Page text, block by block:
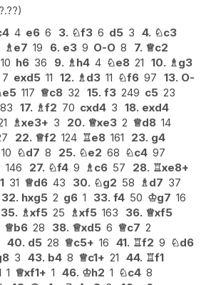
4 e6 6 3. ♘f3 6 d5 3 4. ♘c3
♗ e7 19 6. e3 9 O-O 8 7. ♕c2
10 h6 36 9. ♗ h4 4 ♘e8 21 10. ♗ g3
7 exd5 11 12. ♗ d3 11 ♘f6 97 13. O-
e5 117 ♕c8 32 15. f3 249 c5 23
17. ♗f2 70 cxd4 3 18. exd4
♗xe3+ 3 20. ♕xe3 2 ♕d8 14
22. ♕f2 124 ♖e8 161 23. g4
10 ♘d7 8 25. ♘e2 68 ♘c4 97
146 27. ♘f4 9 ♗ c6 57 28. ♖xe8+
31 ♕d6 43 30. ♘g2 58 ♗ d7 37
32. hxg5 2 g6 1 33. f4 50 ♔g7 16
35. ♗xf5 25 ♗xf5 163 36. ♕xf5
♕b6 28 38. ♕xd5 6 ♕c7 2
40. d5 28 ♕c5+ 16 41. ♖f2 9 ♘d6
3 43. b4 8 ♕c1+ 21 44. ♖f1
1 ♕xf1+ 1 46. ♔h2 1 ♘c4 8